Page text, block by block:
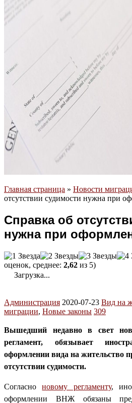
Главная страница » Новости
отсутствии судимости нужна при
Справка об
нужна при
оценок, среднее: 2,62 из 5)
Загрузка...
Администрация 2020-07-23 Вид на
миграции, Новые законы 309
Вышедший недавно в свет
регламент, обязывает
оформлении вида на жительство
отсутствии судимости.
Согласноновому регламенту,
оформлении ВНЖ обязаны